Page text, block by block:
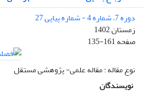
دوره 7، شماره 4 - شماره پیاپی 27
زمستان 1402
صفحه135-161
نوع مقاله : مقاله علمی- پژوهشی مستقل
نویسندگان